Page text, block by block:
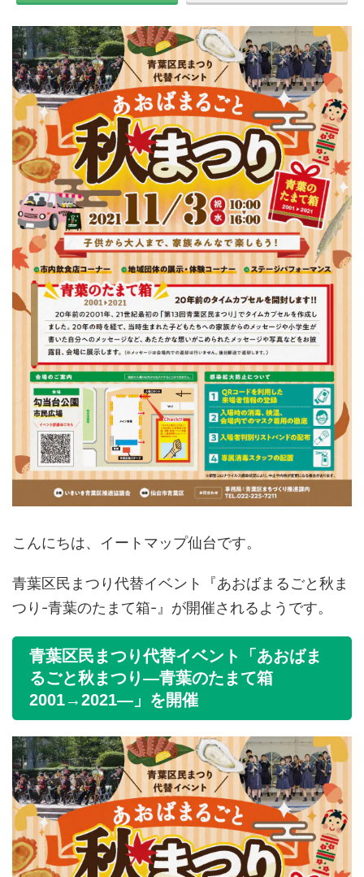
こんにちは、イートマップ仙台です。
青葉区民まつり代替イベント『あおばまるごと秋ま
つり-青葉のたまて箱-』が開催されるようです。
青葉区民まつり代替イベント「あおばま
るごと秋まつり―青葉のたまて箱
2001→2021―」を開催